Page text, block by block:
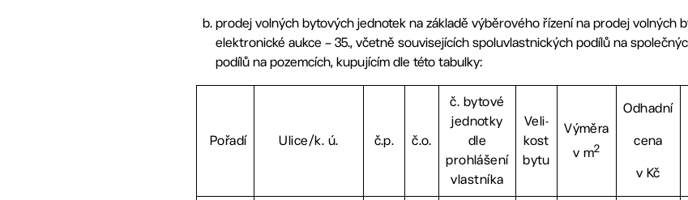
prodej volných bytových jednotek na základě výběrového řízení na prodej volných
elektronické aukce – 35., včetně souvisejících spoluvlastnických podílů na
podílů na pozemcích, kupujícím dle této tabulky:
Pořadí Ulice/k. ú. č.p. č.o.
č. bytové
jednotky
dle
prohlášení
vlastníka
Veli-
kost
bytu
Výměra
v m2
Odhadní
cena
v Kč